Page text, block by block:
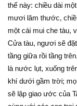
thế này: chiều dài
mươi lăm thước,
một cái mui che tàu,
Cửa tàu, ngươi sẽ
tầng giữa rồi tầng trên.
là nước lụt, xuống
khí dưới gầm trời;
sẽ lập giao ước của